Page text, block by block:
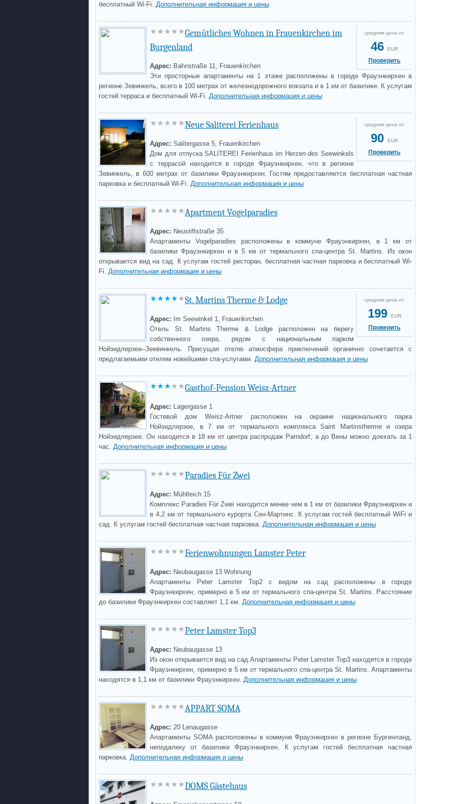
бесплатный Wi-Fi. Дополнительная информация и цены
средняя цена от
46 EUR
Проверить
Gemütliches Wohnen in Frauenkirchen im
Burgenland
Адрес: Bahnstraße 11, Frauenkirchen
Эти просторные апартаменты на 1 этаже расположены в городе Фрауэнкирхен в
регионе Зевинкель, всего в 100 метрах от железнодорожного вокзала и в 1 км от базилики. К услугам
гостей терраса и бесплатный Wi-Fi. Дополнительная информация и цены
средняя цена от
90 EUR
Проверить
Neue Saliterei Ferienhaus
Адрес: Salitergasse 5, Frauenkirchen
Дом для отпуска SALITEREI Ferienhaus im Herzen des Seewinkels
с террасой находится в городе Фрауэнкирхен, что в регионе
Зевинкель, в 600 метрах от базилики Фрауэнкирхен. Гостям предоставляется бесплатная частная
парковка и бесплатный Wi-Fi. Дополнительная информация и цены
Apartment Vogelparadies
Адрес: Neustiftstraße 35
Апартаменты Vogelparadies расположены в коммуне Фрауэнкирхен, в 1 км от
базилики Фрауэнкирхен и в 5 км от термального спа-центра St. Martins. Из окон
открывается вид на сад. К услугам гостей ресторан, бесплатная частная парковка и бесплатный Wi-
Fi. Дополнительная информация и цены
средняя цена от
199 EUR
Проверить
St. Martins Therme & Lodge
Адрес:
Im Seewinkel 1, Frauenkirchen
Отель St. Martins Therme & Lodge расположен на берегу
собственного озера, рядом с национальным парком
Нойзидлерзее–Зеевинкель. Присущая отелю атмосфера приключений органично сочетается с
предлагаемыми отелем новейшими спа-услугами. Дополнительная информация и цены
Gasthof-Pension Weisz-Artner
Адрес: Lagergasse 1
Гостевой дом Weisz-Artner расположен на окраине национального парка
Нойзидлерзее, в 7 км от термального комплекса Saint Martinstherme и озера
Нойзидлерзее. Он находится в 18 км от центра распродаж Parndorf, а до Вены можно доехать за 1
час. Дополнительная информация и цены
Paradies Für Zwei
Адрес: Mühlteich 15
Комплекс Paradies Für Zwei находится менее чем в 1 км от базилики Фрауэнкирхен и
в 4,2 км от термального курорта Сен-Мартинс. К услугам гостей бесплатный WiFi и
сад. К услугам гостей бесплатная частная парковка. Дополнительная информация и цены
Ferienwohnungen Lamster Peter
Адрес: Neubaugasse 13 Wohnung
Апартаменты Peter Lamster Top2 с видом на сад расположены в городе
Фрауэнкирхен, примерно в 5 км от термального спа-центра St. Martins. Расстояние
до базилики Фрауэнкирхен составляет 1,1 км. Дополнительная информация и цены
Peter Lamster Top3
Адрес: Neubaugasse 13
Из окон открывается вид на сад.Апартаменты Peter Lamster Top3 находятся в городе
Фрауэнкирхен, примерно в 5 км от термального спа-центра St. Martins. Апартаменты
находятся в 1,1 км от базилики Фрауэнкирхен. Дополнительная информация и цены
APPART SOMA
Адрес: 20 Lenaugasse
Апартаменты SOMA расположены в коммуне Фрауэнкирхен в регионе Бургенланд,
неподалеку от базилики Фрауэнкирхен. К услугам гостей бесплатная частная
парковка. Дополнительная информация и цены
DOMS Gästehaus